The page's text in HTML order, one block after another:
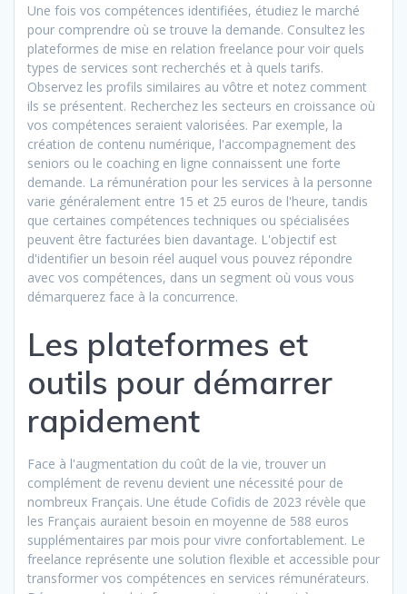
Une fois vos compétences identifiées, étudiez le marché
pour comprendre où se trouve la demande. Consultez les
plateformes de mise en relation freelance pour voir quels
types de services sont recherchés et à quels tarifs.
Observez les profils similaires au vôtre et notez comment
ils se présentent. Recherchez les secteurs en croissance où
vos compétences seraient valorisées. Par exemple, la
création de contenu numérique, l'accompagnement des
seniors ou le coaching en ligne connaissent une forte
demande. La rémunération pour les services à la personne
varie généralement entre 15 et 25 euros de l'heure, tandis
que certaines compétences techniques ou spécialisées
peuvent être facturées bien davantage. L'objectif est
d'identifier un besoin réel auquel vous pouvez répondre
avec vos compétences, dans un segment où vous vous
démarquerez face à la concurrence.
Les plateformes et
outils pour démarrer
rapidement
Face à l'augmentation du coût de la vie, trouver un
complément de revenu devient une nécessité pour de
nombreux Français. Une étude Cofidis de 2023 révèle que
les Français auraient besoin en moyenne de 588 euros
supplémentaires par mois pour vivre confortablement. Le
freelance représente une solution flexible et accessible pour
transformer vos compétences en services rémunérateurs.